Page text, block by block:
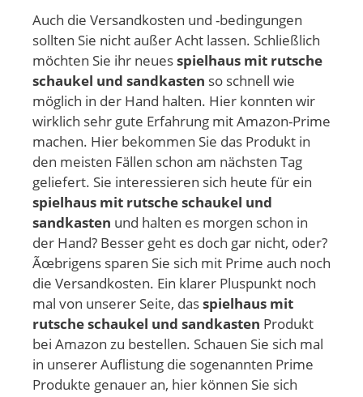
Auch die Versandkosten und -bedingungen
sollten Sie nicht außer Acht lassen. Schließlich
möchten Sie ihr neuesspielhaus mit rutsche
schaukel und sandkasten so schnell wie
möglich in der Hand halten. Hier konnten wir
wirklich sehr gute Erfahrung mit Amazon-Prime
machen. Hier bekommen Sie das Produkt in
den meisten Fällen schon am nächsten Tag
geliefert. Sie interessieren sich heute für ein
spielhaus mit rutsche schaukel und
sandkasten und halten es morgen schon in
der Hand? Besser geht es doch gar nicht, oder?
Ãœbrigens sparen Sie sich mit Prime auch noch
die Versandkosten. Ein klarer Pluspunkt noch
mal von unserer Seite, dasspielhaus mit
rutsche schaukel und sandkasten Produkt
bei Amazon zu bestellen. Schauen Sie sich mal
in unserer Auflistung die sogenannten Prime
Produkte genauer an, hier können Sie sich